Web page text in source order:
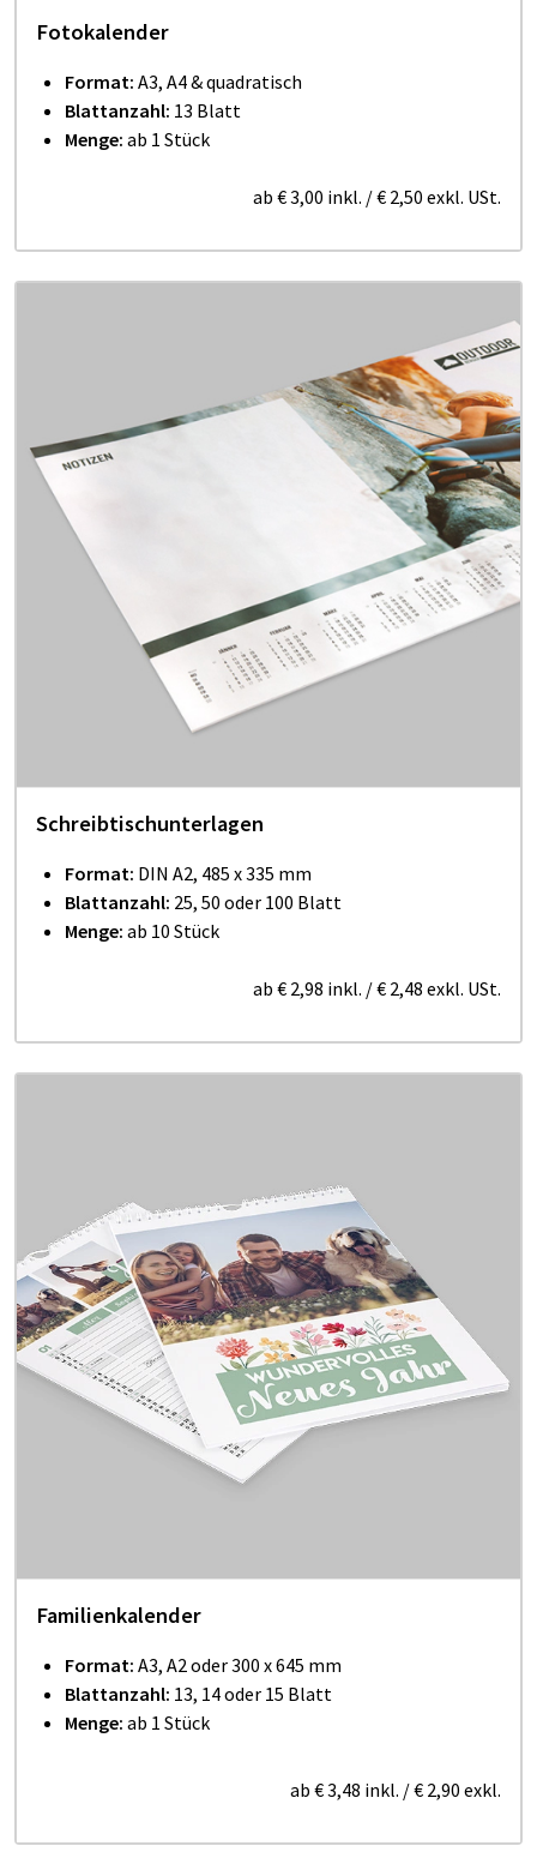
Fotokalender
Format: A3, A4 & quadratisch
Blattanzahl: 13 Blatt
Menge: ab 1 Stück
ab € 3,00 inkl. /€ 2,50 exkl. USt.
Schreibtischunterlagen
Format: DIN A2, 485 x 335 mm
Blattanzahl: 25, 50 oder 100 Blatt
Menge: ab 10 Stück
ab € 2,98 inkl. /€ 2,48 exkl. USt.
Familienkalender
Format: A3, A2 oder 300 x 645 mm
Blattanzahl: 13, 14 oder 15 Blatt
Menge: ab 1 Stück
ab € 3,48 inkl. /€ 2,90 exkl.